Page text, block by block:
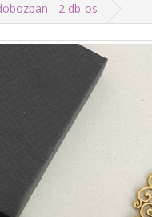
- 2 db-os